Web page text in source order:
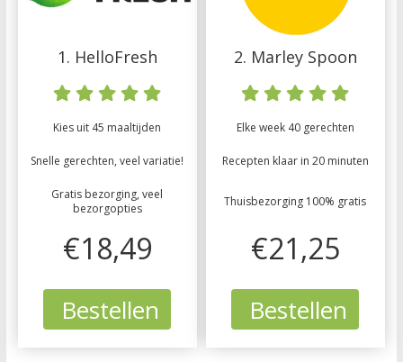
1. HelloFresh
Kies uit 45 maaltijden
Snelle gerechten, veel variatie!
Gratis bezorging, veel
bezorgopties
€18,49
Bestellen
2. Marley Spoon
Elke week 40 gerechten
Recepten klaar in 20 minuten
Thuisbezorging 100% gratis
€21,25
Bestellen